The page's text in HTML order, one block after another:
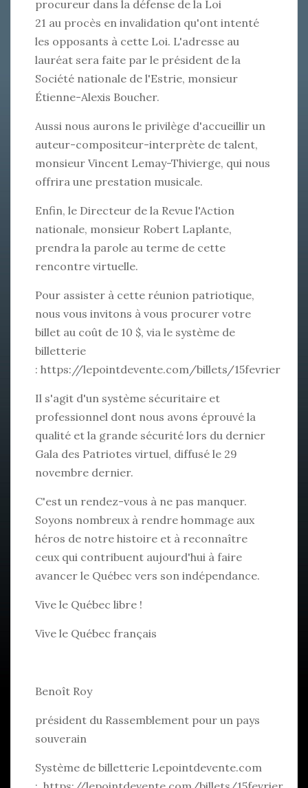
procureur dans la défense de la Loi
21 au procès en invalidation qu'ont intenté
les opposants à cette Loi. L'adresse au
lauréat sera faite par le président de la
Société nationale de l'Estrie, monsieur
Étienne-Alexis Boucher.
Aussi nous aurons le privilège d'accueillir un
auteur-compositeur-interprète de talent,
monsieur Vincent Lemay-Thivierge, qui nous
offrira une prestation musicale.
Enfin, le Directeur de la Revue l'Action
nationale, monsieur Robert Laplante,
prendra la parole au terme de cette
rencontre virtuelle.
Pour assister à cette réunion patriotique,
nous vous invitons à vous procurer votre
billet au coût de 10 $, via le système de
billetterie
: https://lepointdevente.com/billets/15fevrier
Il s'agit d'un système sécuritaire et
professionnel dont nous avons éprouvé la
qualité et la grande sécurité lors du dernier
Gala des Patriotes virtuel, diffusé le 29
novembre dernier.
C'est un rendez-vous à ne pas manquer.
Soyons nombreux à rendre hommage aux
héros de notre histoire et à reconnaître
ceux qui contribuent aujourd'hui à faire
avancer le Québec vers son indépendance.
Vive le Québec libre !
Vive le Québec français
Benoît Roy
président du Rassemblement pour un pays
souverain
Système de billetterie Lepointdevente.com